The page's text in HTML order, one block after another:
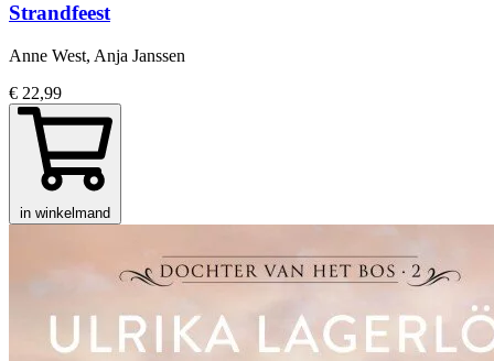
Strandfeest
Anne West, Anja Janssen
€ 22,99
in winkelmand